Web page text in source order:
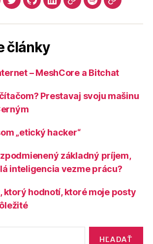
TwitterGithubLinkedIn
AppleSpotifyMastodon
články
– MeshCore a Bitchat
Prestavaj svoju mašinu
„etický hacker“
základný príjem,
inteligencia vezme prácu?
ktorý hodnotí, ktoré moje posty